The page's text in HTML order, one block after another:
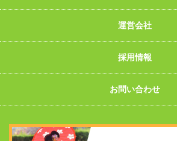
運営会社
採用情報
お問い合わせ